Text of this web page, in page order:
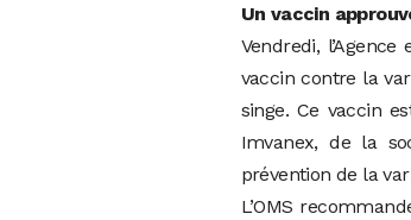
Un vaccin
Vendredi,
vaccin contre la
singe. Ce vaccin
Imvanex, de la
prévention de la
L’OMS